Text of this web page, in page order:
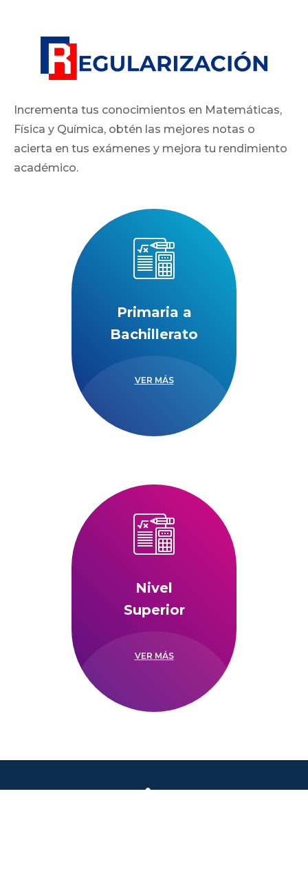
Incrementa tus conocimientos en Matemáticas,
Física y Química, obtén las mejores notas o
acierta en tus exámenes y mejora tu rendimiento
académico.
Primaria a
Bachillerato
VER MÁS
Nivel
Superior
VER MÁS